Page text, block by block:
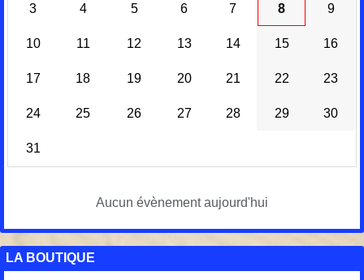
3 4 5 6 7 8 9
10 11 12 13 14 15 16
17 18 19 20 21 22 23
24 25 26 27 28 29 30
31
Aucun évènement aujourd'hui
LA BOUTIQUE